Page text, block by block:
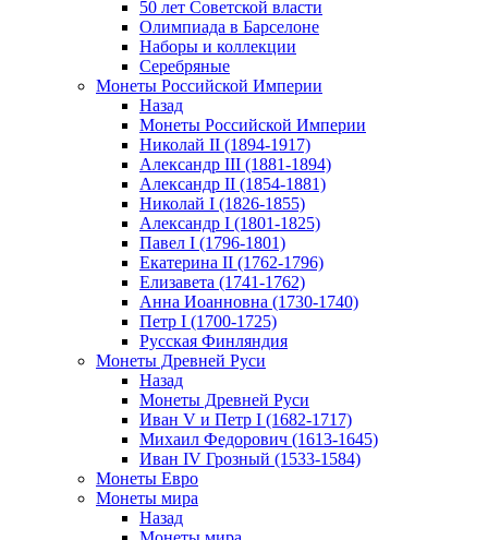
50 лет Советской власти
Олимпиада в Барселоне
Наборы и коллекции
Серебряные
Монеты Российской Империи
Назад
Монеты Российской Империи
Николай II (1894-1917)
Александр III (1881-1894)
Александр II (1854-1881)
Николай I (1826-1855)
Александр I (1801-1825)
Павел I (1796-1801)
Екатерина II (1762-1796)
Елизавета (1741-1762)
Анна Иоанновна (1730-1740)
Петр I (1700-1725)
Русская Финляндия
Монеты Древней Руси
Назад
Монеты Древней Руси
Иван V и Петр I (1682-1717)
Михаил Федорович (1613-1645)
Иван IV Грозный (1533-1584)
Монеты Евро
Монеты мира
Назад